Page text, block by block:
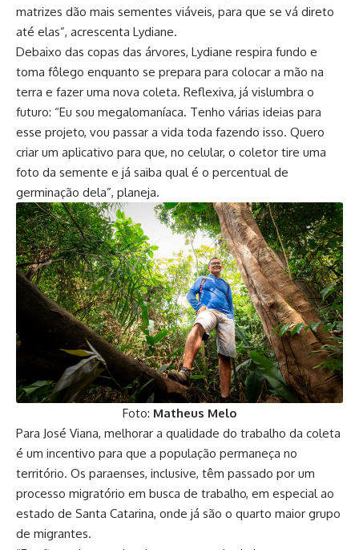
matrizes dão mais sementes viáveis, para que se vá direto
até elas”, acrescenta Lydiane.
Debaixo das copas das árvores, Lydiane respira fundo e
toma fôlego enquanto se prepara para colocar a mão na
terra e fazer uma nova coleta. Reflexiva, já vislumbra o
futuro: “Eu sou megalomaníaca. Tenho várias ideias para
esse projeto, vou passar a vida toda fazendo isso. Quero
criar um aplicativo para que, no celular, o coletor tire uma
foto da semente e já saiba qual é o percentual de
germinação dela”, planeja.
Foto: Matheus Melo
Para José Viana, melhorar a qualidade do trabalho da coleta
é um incentivo para que a população permaneça no
território. Os paraenses, inclusive, têm passado por um
processo migratório em busca de trabalho, em especial ao
estado de Santa Catarina, onde já são o quarto maior grupo
de migrantes.